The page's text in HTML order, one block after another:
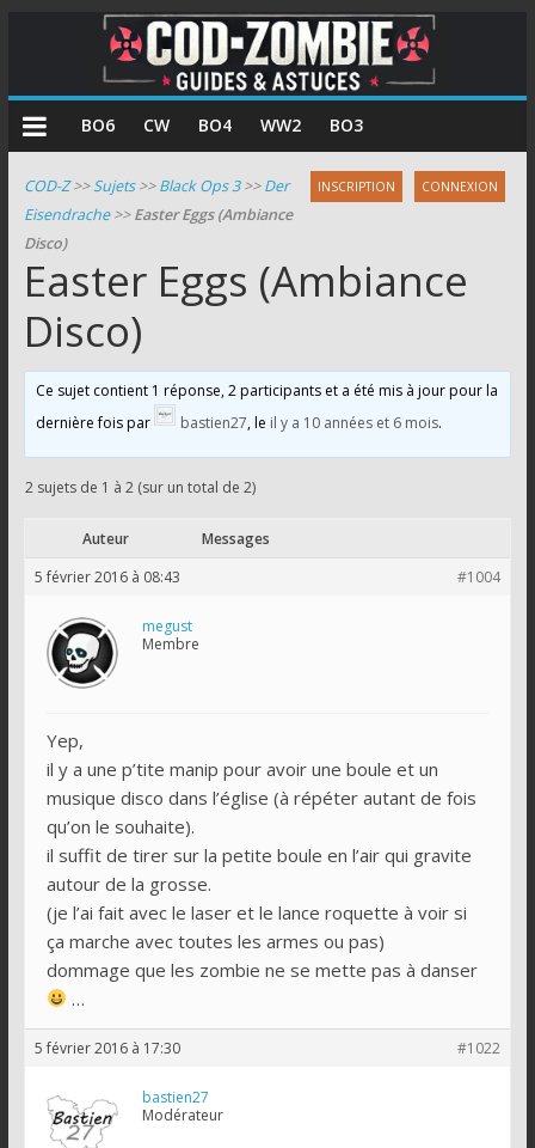
COD
Zombie
Guides
et
astuces
pour
le
mode
zombie
de
Call
of
BO6 CW BO4 WW2 BO3
INSCRIPTION CONNEXION
COD-Z>>Sujets>>Black Ops 3>>Der
Eisendrache>>Easter Eggs (Ambiance
Disco)
Easter Eggs (Ambiance
Disco)
Ce sujet contient 1 réponse, 2 participants et a été mis à jour pour la
dernière fois par
bastien27 , le il y a 10 années et 6 mois.
2 sujets de 1 à 2 (sur un total de 2)
Auteur
Messages
5 février 2016 à 08:43
#1004
megust
Membre
Yep,
il y a une p’tite manip pour avoir une boule et un
musique disco dans l’église (à répéter autant de fois
qu’on le souhaite).
il suffit de tirer sur la petite boule en l’air qui gravite
autour de la grosse.
(je l’ai fait avec le laser et le lance roquette à voir si
ça marche avec toutes les armes ou pas)
dommage que les zombie ne se mette pas à danser
…
5 février 2016 à 17:30 #1022
bastien27
Modérateur